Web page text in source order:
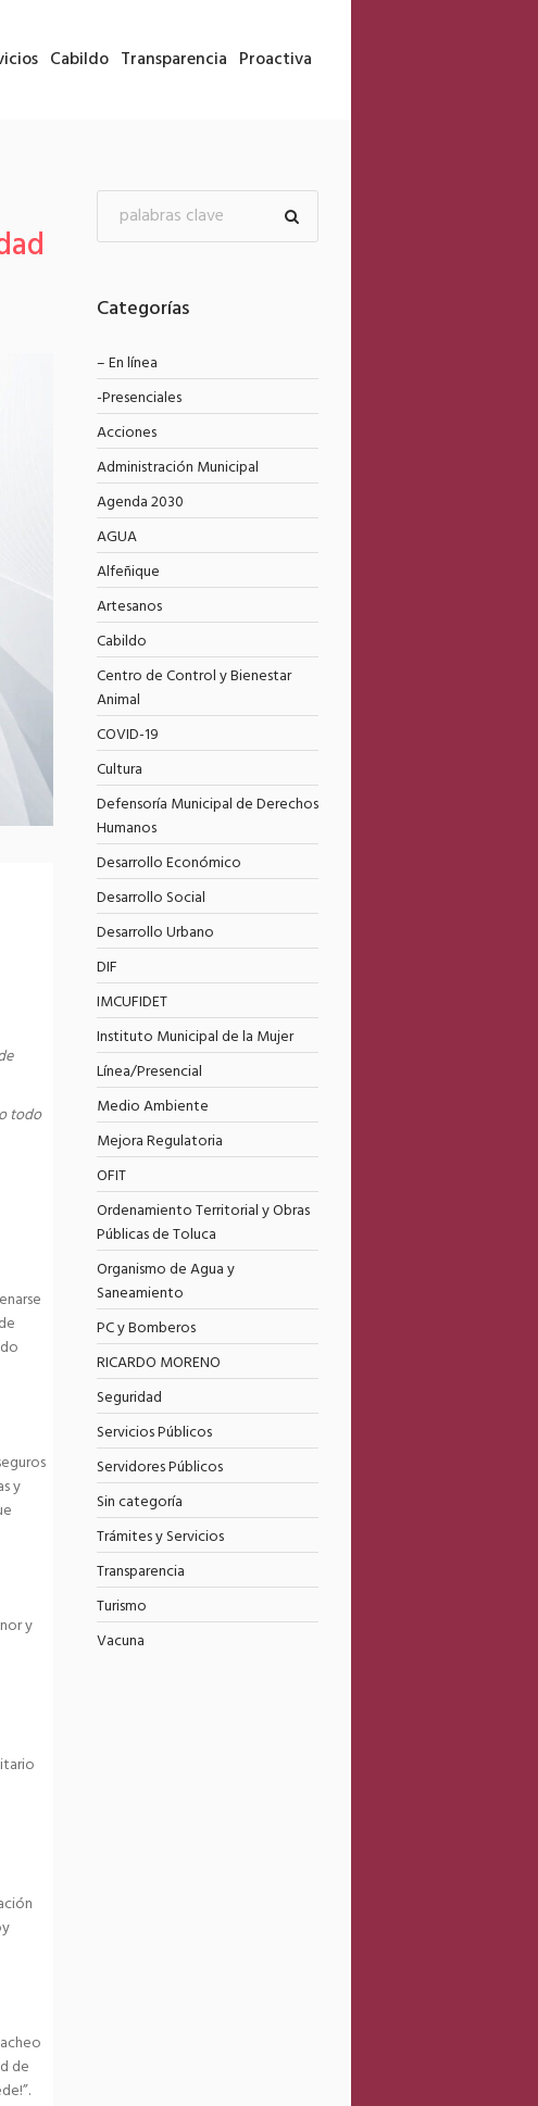
Cabildo Transparencia Proactiva
todo
y
y
de
Categorías
– En línea
-Presenciales
Acciones
Administración Municipal
Agenda 2030
AGUA
Alfeñique
Artesanos
Cabildo
Centro de Control y Bienestar
Animal
COVID-19
Cultura
Defensoría Municipal de Derechos
Humanos
Desarrollo Económico
Desarrollo Social
Desarrollo Urbano
DIF
IMCUFIDET
Instituto Municipal de la Mujer
Línea/Presencial
Medio Ambiente
Mejora Regulatoria
OFIT
Ordenamiento Territorial y Obras
Públicas de Toluca
Organismo de Agua y
Saneamiento
PC y Bomberos
RICARDO MORENO
Seguridad
Servicios Públicos
Servidores Públicos
Sin categoría
Trámites y Servicios
Transparencia
Turismo
Vacuna